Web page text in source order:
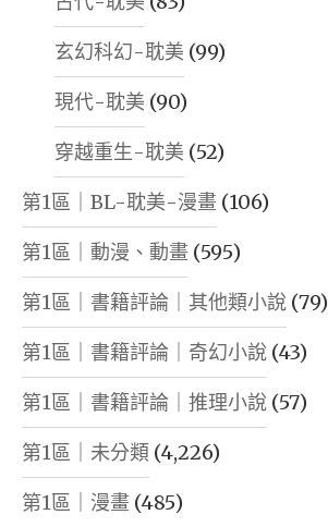
玄幻科幻-耽美 (99)
現代-耽美 (90)
穿越重生-耽美 (52)
第1區｜BL-耽美-漫畫 (106)
第1區｜動漫、動畫 (595)
第1區｜書籍評論｜其他類小說 (79)
第1區｜書籍評論｜奇幻小說 (43)
第1區｜書籍評論｜推理小說 (57)
第1區｜未分類 (4,226)
第1區｜漫畫 (485)